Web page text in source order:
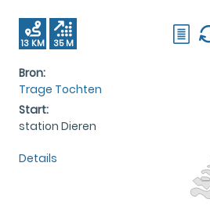
13 KM 35 M
Bron:
Trage Tochten
Start:
station Dieren
Details